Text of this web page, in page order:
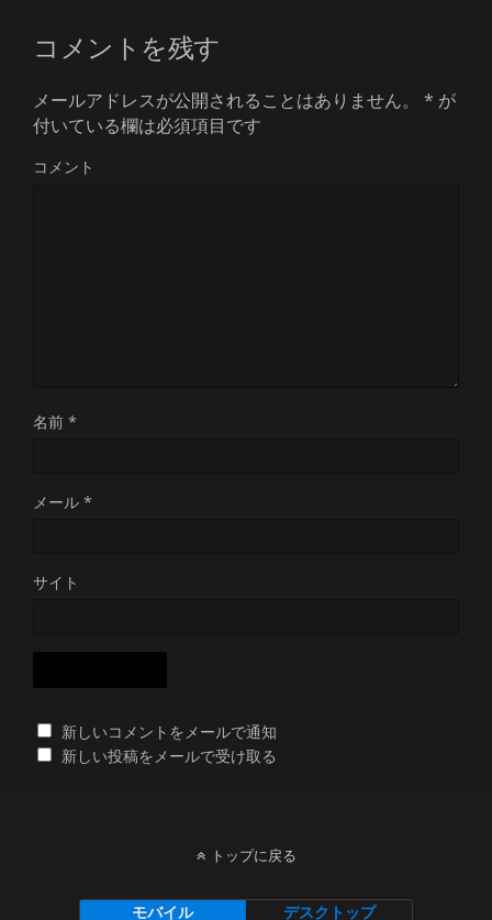
コメントを残す
メールアドレスが公開されることはありません。 * が
付いている欄は必須項目です
コメント
名前 *
メール *
サイト
新しいコメントをメールで通知
新しい投稿をメールで受け取る
トップに戻る
モバイル デスクトップ